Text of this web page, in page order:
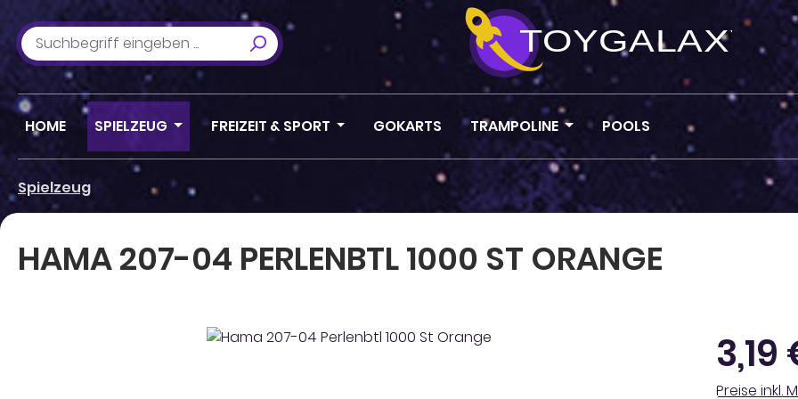
Hauptinhalt springen
Zur Suche springen
Zur Hauptnavigation springen
HOME SPIELZEUG FREIZEIT & SPORT GOKARTS TRAMPOLINE POOLS
Spielzeug
HAMA 207-04 PERLENBTL 1000 ST ORANGE
Regulärer
3,19
Preise inkl.